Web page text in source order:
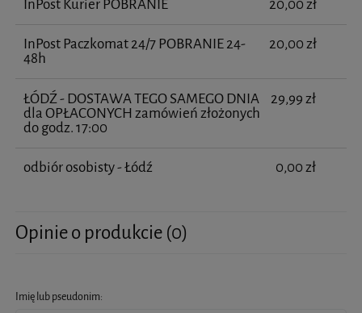
InPost Kurier POBRANIE 20,00 zł
InPost Paczkomat 24/7 POBRANIE 24-
48h
20,00 zł
ŁÓDŹ - DOSTAWA TEGO SAMEGO DNIA
dla OPŁACONYCH zamówień złożonych
do godz. 17:00
29,99 zł
odbiór osobisty - Łódź 0,00 zł
Opinie o produkcie (0)
Imię lub pseudonim: